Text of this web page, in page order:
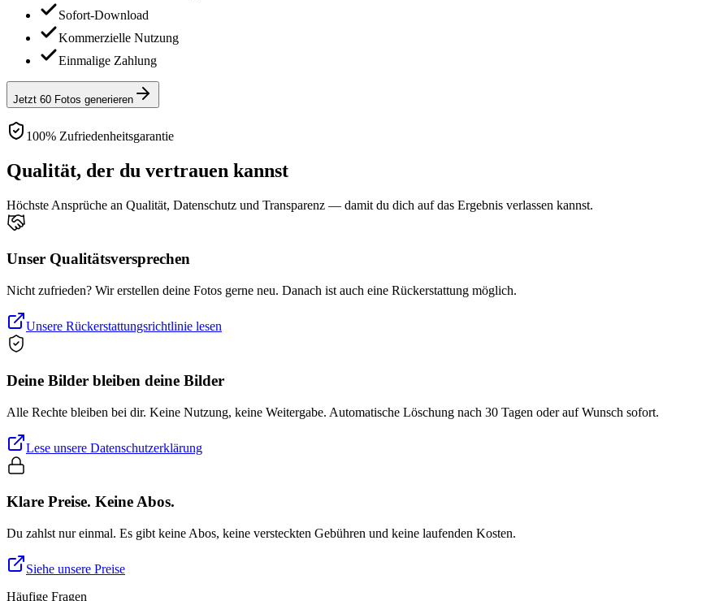
Sofort-Download
Kommerzielle Nutzung
Einmalige Zahlung
Jetzt 60 Fotos generieren
100% Zufriedenheitsgarantie
Qualität, der du vertrauen kannst
Höchste Ansprüche an Qualität, Datenschutz und Transparenz — damit du dich auf das Ergebnis verlassen kannst.
Unser Qualitätsversprechen
Nicht zufrieden? Wir erstellen deine Fotos gerne neu. Danach ist auch eine Rückerstattung möglich.
Unsere Rückerstattungsrichtlinie lesen
Deine Bilder bleiben deine Bilder
Alle Rechte bleiben bei dir. Keine Nutzung, keine Weitergabe. Automatische Löschung nach 30 Tagen oder auf Wunsch sofort.
Lese unsere Datenschutzerklärung
Klare Preise. Keine Abos.
Du zahlst nur einmal. Es gibt keine Abos, keine versteckten Gebühren und keine laufenden Kosten.
Siehe unsere Preise
Häufige Fragen